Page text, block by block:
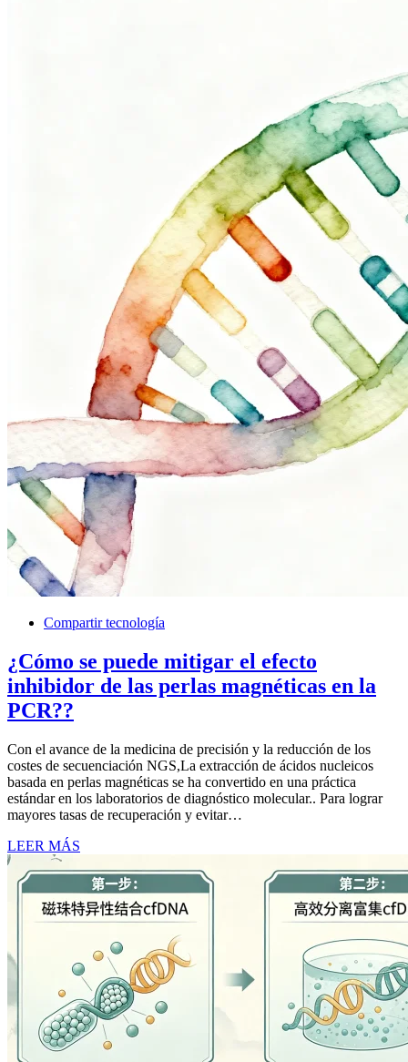
Compartir tecnología
¿Cómo se puede mitigar el efecto
inhibidor de las perlas magnéticas en la
PCR??
Con el avance de la medicina de precisión y la reducción de los
costes de secuenciación NGS,La extracción de ácidos nucleicos
basada en perlas magnéticas se ha convertido en una práctica
estándar en los laboratorios de diagnóstico molecular.. Para lograr
mayores tasas de recuperación y evitar…
LEER MÁS